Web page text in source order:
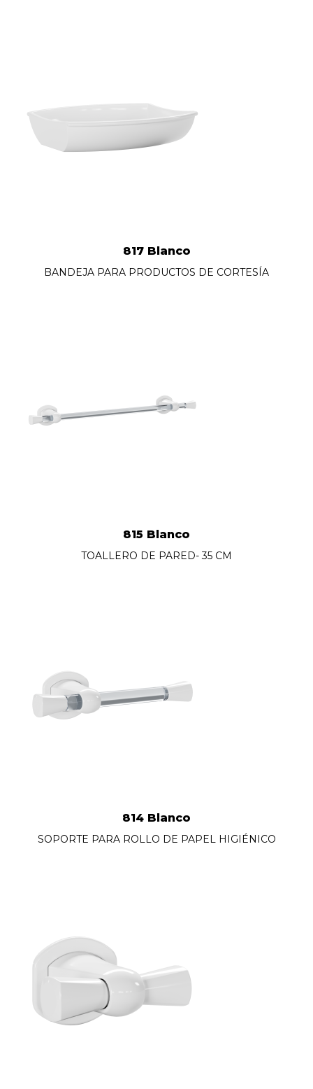
817 Blanco
BANDEJA PARA PRODUCTOS DE CORTESÍA
815 Blanco
TOALLERO DE PARED- 35 CM
814 Blanco
SOPORTE PARA ROLLO DE PAPEL HIGIÉNICO